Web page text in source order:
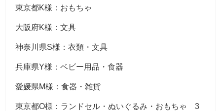
東京都K様：おもちゃ
大阪府K様：文具
神奈川県S様：衣類・文具
兵庫県Y様：ベビー用品・食器
愛媛県M様：食器・雑貨
東京都O様：ランドセル・ぬいぐるみ・おもちゃ 3